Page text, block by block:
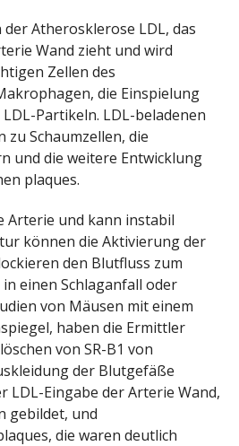
Atherosklerose LDL, das
Wand zieht und wird
Zellen des
die Einspielung
LDL-Partikeln. LDL-beladenen
Schaumzellen, die
und die weitere Entwicklung
plaques.
Arterie und kann instabil
können die Aktivierung der
den Blutfluss zum
einen Schlaganfall oder
von Mäusen mit einem
haben die Ermittler
von SR-B1 von
der Blutgefäße
LDL-Eingabe der Arterie Wand,
gebildet, und
die waren deutlich